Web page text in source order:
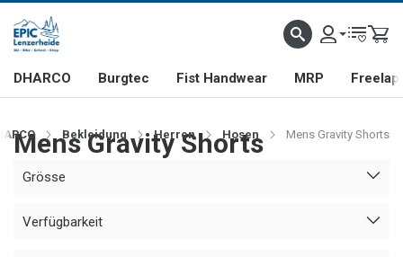
DHARCO Burgtec Fist Handwear MRP Freelap
Bekleidung Herren Hosen Mens Gravity Shorts
Mens Gravity Shorts
Grösse
Verfügbarkeit